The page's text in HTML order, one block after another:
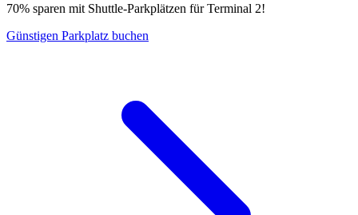
70% sparen mit Shuttle-Parkplätzen für Terminal 2!
Günstigen Parkplatz buchen